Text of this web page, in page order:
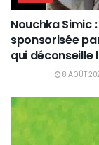
Nouchka
sponsorisée
qui déconseille
8 AOÛT